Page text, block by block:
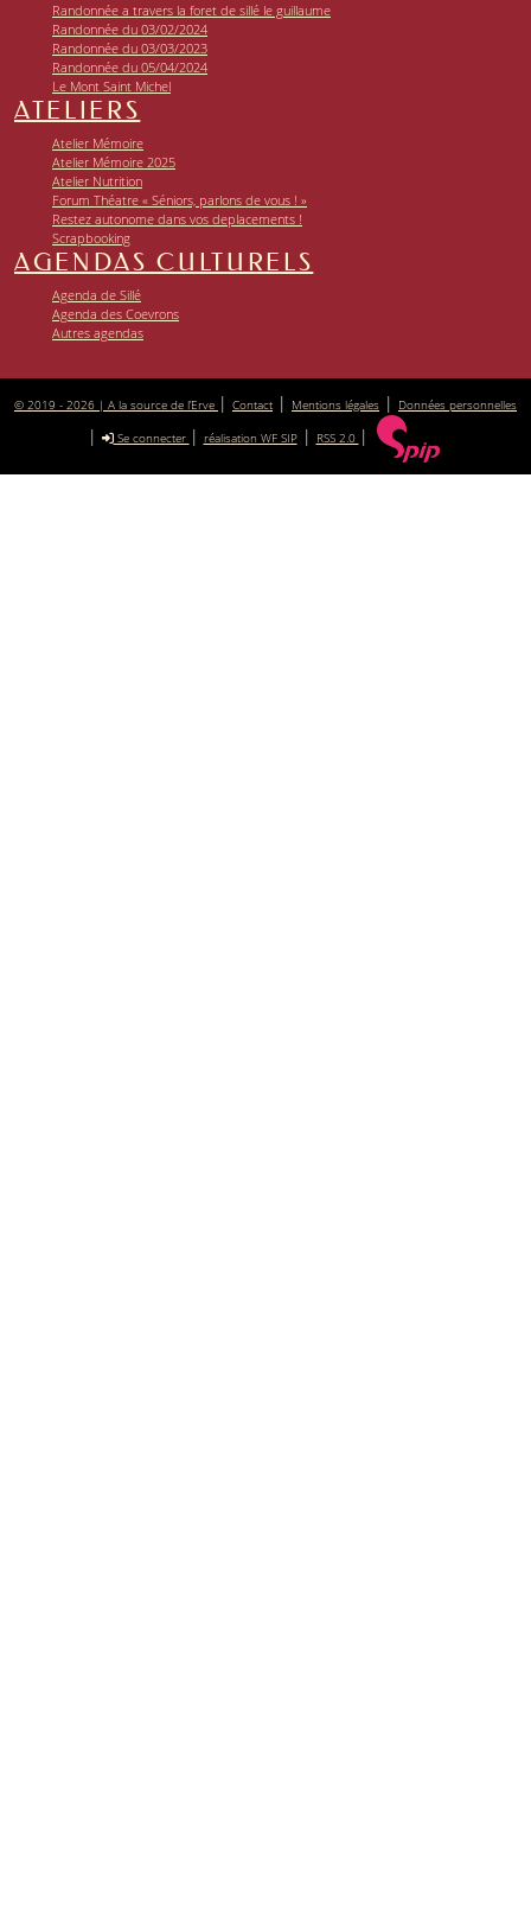
Randonnée a travers la foret de sillé le guillaume
Randonnée du 03/02/2024
Randonnée du 03/03/2023
Randonnée du 05/04/2024
Le Mont Saint Michel
ATELIERS
Atelier Mémoire
Atelier Mémoire 2025
Atelier Nutrition
Forum Théatre « Séniors, parlons de vous ! »
Restez autonome dans vos deplacements !
Scrapbooking
AGENDAS CULTURELS
Agenda de Sillé
Agenda des Coevrons
Autres agendas
© 2019 - 2026 | A la source de l’Erve | Contact | Mentions légales | Données personnelles
| Se connecter | réalisation WF SIP| RSS 2.0 |